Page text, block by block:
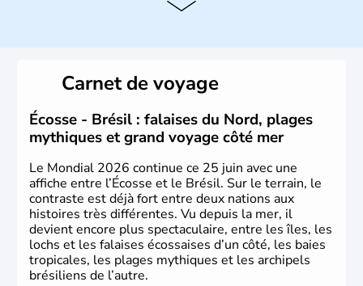
du Brésil ont été atteintes par le portugais Cabral en
1500. Durant le XVIe siècle, de très nombreux esclaves
venus d'Afrique ont permis une large exploitation des
ressources en sucre du pays.
Carnet de voyage
Écosse - Brésil : falaises du Nord, plages
mythiques et grand voyage côté mer
Le Mondial 2026 continue ce 25 juin avec une
affiche entre l’Écosse et le Brésil. Sur le terrain, le
contraste est déjà fort entre deux nations aux
histoires très différentes. Vu depuis la mer, il
devient encore plus spectaculaire, entre les îles, les
lochs et les falaises écossaises d’un côté, les baies
tropicales, les plages mythiques et les archipels
brésiliens de l’autre.